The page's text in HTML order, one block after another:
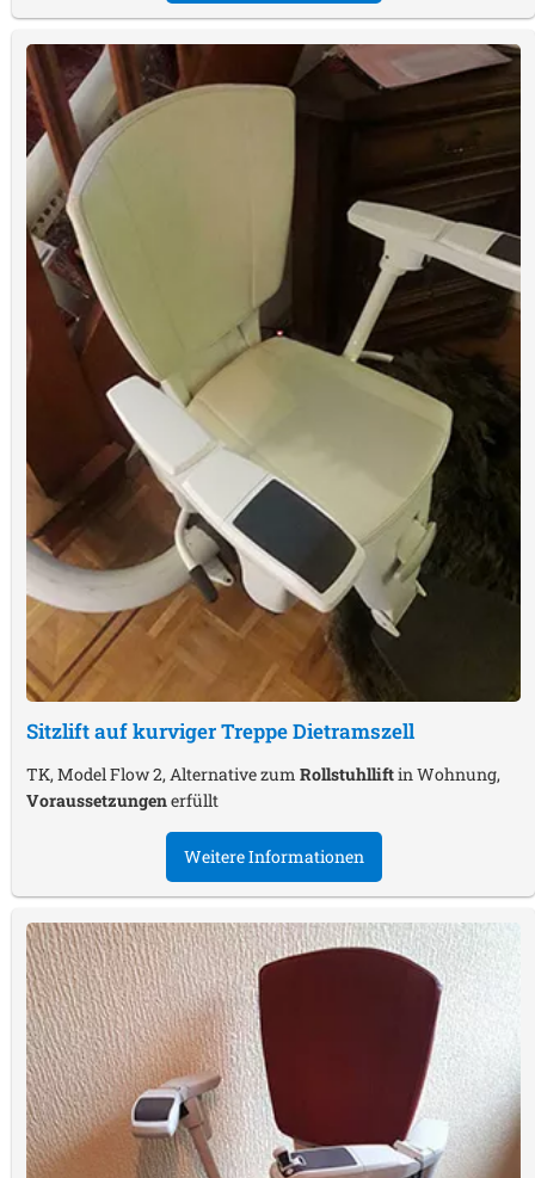
Sitzlift auf kurviger TreppeDietramszell
TK, Model Flow 2, Alternative zum Rollstuhlliftin Wohnung,
Voraussetzungenerfüllt
Weitere Informationen